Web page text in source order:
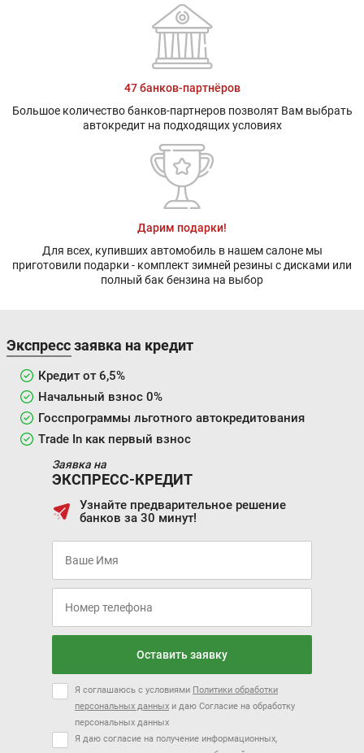
47 банков-партнёров
Большое количество банков-партнеров позволят Вам выбрать
автокредит на подходящих условиях
Дарим подарки!
Для всех, купивших автомобиль в нашем салоне мы
приготовили подарки - комплект зимней резины с дисками или
полный бак бензина на выбор
Экспресс заявка на кредит
Кредит от 6,5%
Начальный взнос 0%
Госспрограммы льготного автокредитования
Trade In как первый взнос
Заявка на
ЭКСПРЕСС-КРЕДИТ
Узнайте предварительное решение
банков за 30 минут!
Оставить заявку
Я соглашаюсь с условиями Политики обработки
персональных данных и даю Согласие на обработку
персональных данных
Я даю согласие на получение информационных,